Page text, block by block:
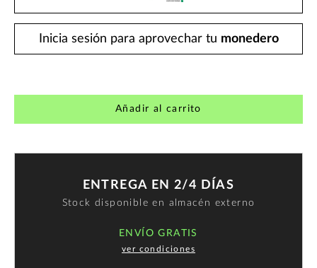
Inicia sesión para aprovechar tu monedero
Añadir al carrito
ENTREGA EN 2/4 DÍAS
Stock disponible en almacén externo
ENVÍO GRATIS
ver condiciones